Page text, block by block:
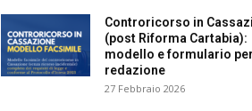
Controricorso in
(post Riforma Cartabia):
modello e formulario per
redazione
27 Febbraio 2026